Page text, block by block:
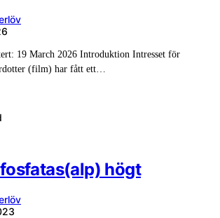
19 March 2026 Introduktion Intresset för
(film) har fått ett…
högt